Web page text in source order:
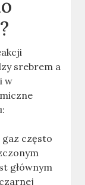
srebrem a
w
gaz często
głównym